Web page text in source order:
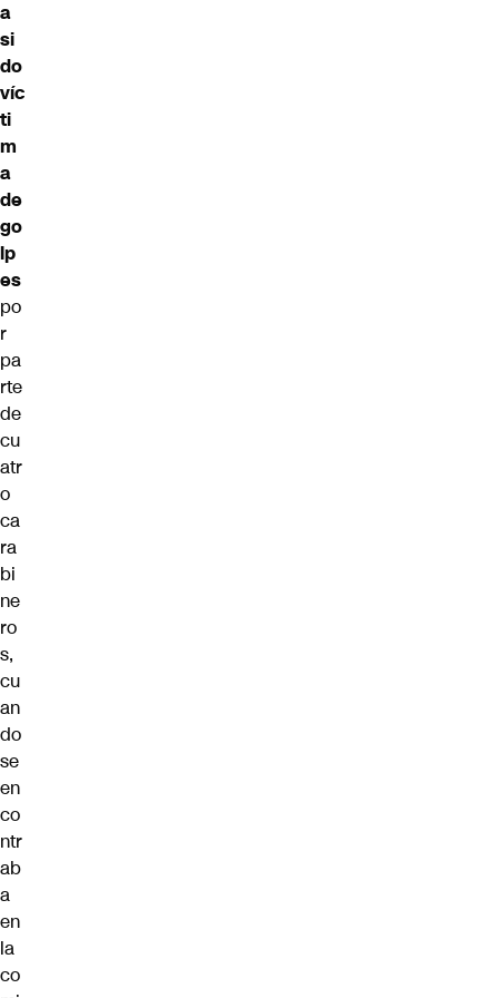
a
si
do
víc
ti
m
a
de
go
lp
es
po
r
pa
rte
de
cu
atr
o
ca
ra
bi
ne
ro
s,
cu
an
do
se
en
co
ntr
ab
a
en
la
co